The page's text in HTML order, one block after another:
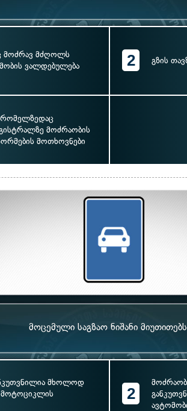
მოძრავ მძღოლს
ვალდებულება
2 გზის
რომელზედაც
მოძრაობის
მოთხოვნები
მოცემული საგზაო ნიშანი
მხოლოდ
მოტოციკლის
2